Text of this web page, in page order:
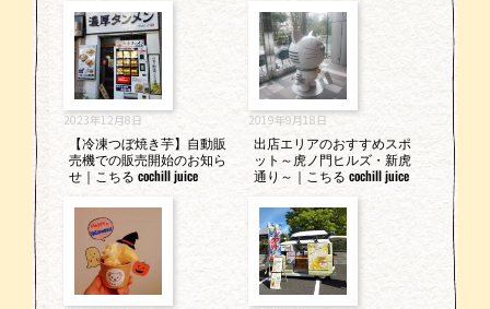
2023年12月8日
【冷凍つぼ焼き芋】自動販
売機での販売開始のお知ら
せ｜こちる cochill juice
2019年9月18日
出店エリアのおすすめスポ
ット～虎ノ門ヒルズ・新虎
通り～｜こちる cochill juice